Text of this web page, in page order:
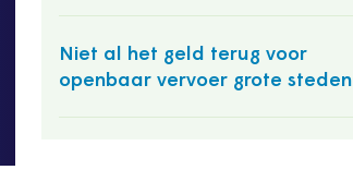
Niet al het geld terug voor
openbaar vervoer grote steden